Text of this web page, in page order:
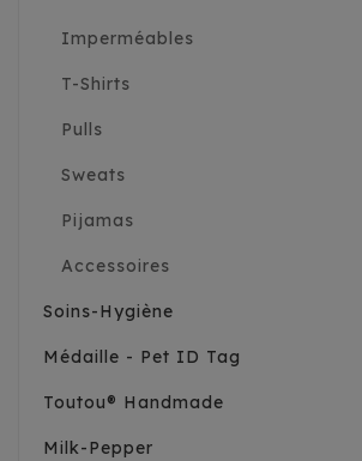
Imperméables
T-Shirts
Pulls
Sweats
Pijamas
Accessoires
Soins-Hygiène
Médaille - Pet ID Tag
Toutou® Handmade
Milk-Pepper